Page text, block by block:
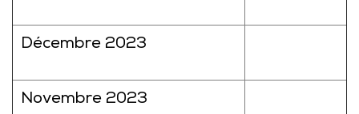
Décembre 2023
Novembre 2023